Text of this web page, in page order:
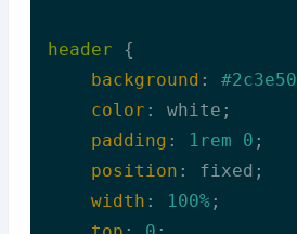
header {
background : #2c3e50
color : white;
padding : 1rem 0 ;
position : fixed;
width : 100% ;